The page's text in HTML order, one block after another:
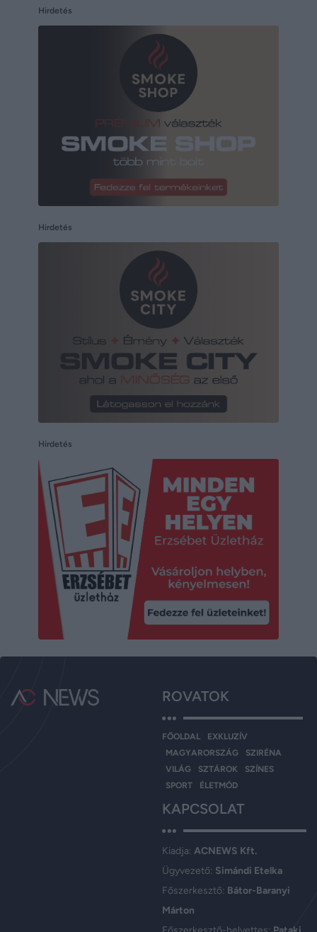
Hirdetés
Hirdetés
Hirdetés
ROVATOK
FŐOLDAL
EXKLUZÍV
MAGYARORSZÁG
SZIRÉNA
VILÁG
SZTÁROK
SZÍNES
SPORT
ÉLETMÓD
KAPCSOLAT
Kiadja: ACNEWS Kft.
Ügyvezető: Simándi Etelka
Főszerkesztő: Bátor-Baranyi
Márton